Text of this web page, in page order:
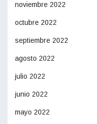
noviembre 2022
octubre 2022
septiembre 2022
agosto 2022
julio 2022
junio 2022
mayo 2022